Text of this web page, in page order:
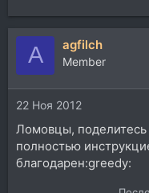
A agfilch
Member
22 Ноя 2012
Ломовцы,
полностью
благодарен:greedy: